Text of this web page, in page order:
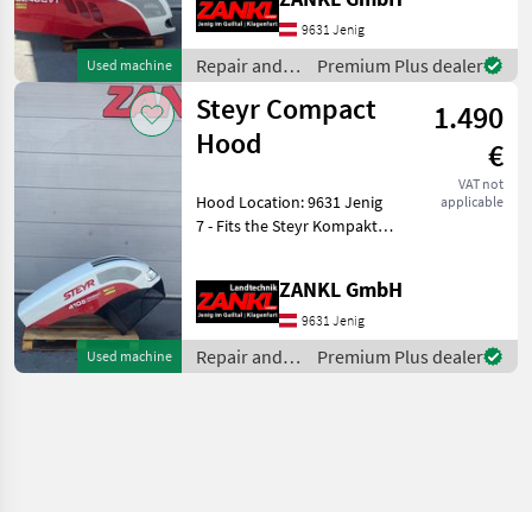
Used machine
Available immediately! -
PRIVATE SALE! The Zankl
Profite
9631 Jenig
Repair and
spare parts /
Steyr
Premium Plus dealer
Used machine
Steyr Compact
Hood
1.490
€
VAT not
applicable
Hood Location: 9631 Jenig
7 - Fits the Steyr Kompakt
immediately! - PRIVATE
SALE! The Zankl Profiteam
would be ha
ZANKL GmbH
9631 Jenig
Repair and
spare parts /
Premium Plus dealer